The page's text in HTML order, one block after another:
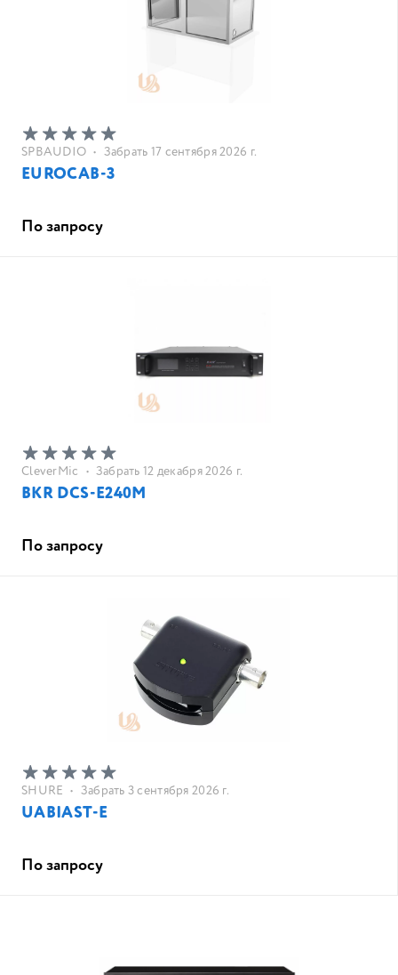
SPBAUDIO • Забрать 17 сентября 2026 г.
EUROCAB-3
По запросу
CleverMic • Забрать 12 декабря 2026 г.
BKR DCS-E240M
По запросу
SHURE • Забрать 3 сентября 2026 г.
UABIAST-E
По запросу